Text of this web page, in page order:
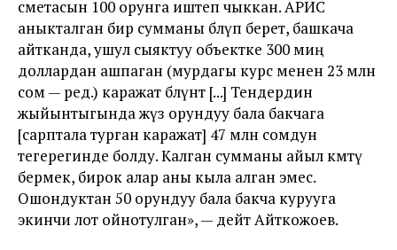
сметасын 100 орунга иштеп чыккан. АРИС
аныкталган бир сумманы бөлүп берет, башкача
айтканда, ушул сыяктуу объектке 300 миң
доллардан ашпаган (мурдагы курс менен 23 млн
сом — ред.) каражат бөлүнөт [...] Тендердин
жыйынтыгында жүз орундуу бала бакчага
[сарптала турган каражат] 47 млн сомдун
тегерегинде болду. Калган сумманы айыл өкмөтү
бермек, бирок алар аны кыла алган эмес.
Ошондуктан 50 орундуу бала бакча курууга
экинчи лот ойнотулган», — дейт Айткожоев.